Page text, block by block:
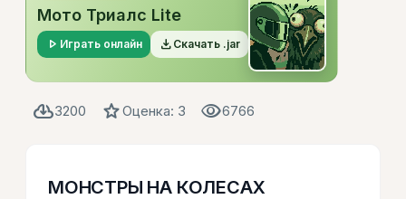
Мото Триалс Lite
play_arrow Играть онлайн file_download Скачать .jar
cloud_download3200 starОценка: 3 visibility6766
МОНСТРЫ НА КОЛЕСАХ